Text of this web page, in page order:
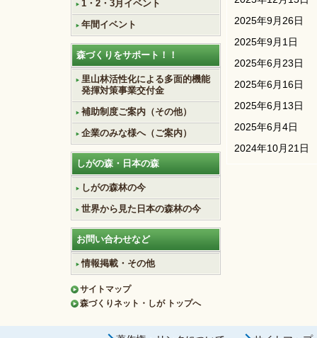
1・2・3月イベント
年間イベント
森づくりをサポート！！
里山林活性化による多面的機能
発揮対策事業交付金
補助制度ご案内（その他）
企業のみな様へ（ご案内）
しがの森・日本の森
しがの森林の今
世界から見た日本の森林の今
お問い合わせなど
情報掲載・その他
サイトマップ
森づくりネット・しが トップへ
2025年9月26日
2025年9月1日
2025年6月23日
2025年6月16日
2025年6月13日
2025年6月4日
2024年10月21日